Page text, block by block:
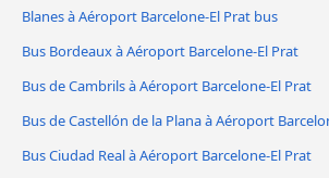
Blanes à Aéroport Barcelone-El Prat bus
Bus Bordeaux à Aéroport Barcelone-El Prat
Bus de Cambrils à Aéroport Barcelone-El Prat
Bus de Castellón de la Plana à Aéroport
Bus Ciudad Real à Aéroport Barcelone-El Prat